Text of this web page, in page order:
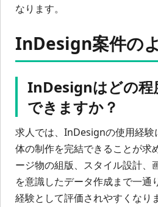
なります。
InDesign案件の
InDesignはどの程
できますか？
求人では、InDesignの使用経験
体の制作を完結できることが求
ージ物の組版、スタイル設計、
を意識したデータ作成まで一通
経験として評価されやすくなり